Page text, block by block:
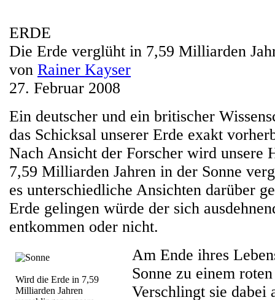
ERDE
Die Erde verglüht in 7,59 Milliarden
von Rainer Kayser
27. Februar 2008
Ein deutscher und ein britischer
das Schicksal unserer Erde exakt
Nach Ansicht der Forscher wird unsere
7,59 Milliarden Jahren in der Sonne
es unterschiedliche Ansichten darüber
Erde gelingen würde der sich
entkommen oder nicht.
Wird die Erde in 7,59
Milliarden Jahren
Am Ende ihres
Sonne zu einem
Verschlingt sie dabei